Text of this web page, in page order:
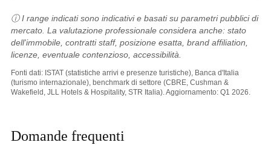
ⓘ I range indicati sono indicativi e basati su parametri pubblici di
mercato. La valutazione professionale considera anche: stato
dell'immobile, contratti staff, posizione esatta, brand affiliation,
licenze, eventuale contenzioso, accessibilità.
Fonti dati: ISTAT (statistiche arrivi e presenze turistiche), Banca d'Italia
(turismo internazionale), benchmark di settore (CBRE, Cushman &
Wakefield, JLL Hotels & Hospitality, STR Italia). Aggiornamento: Q1 2026.
Domande frequenti